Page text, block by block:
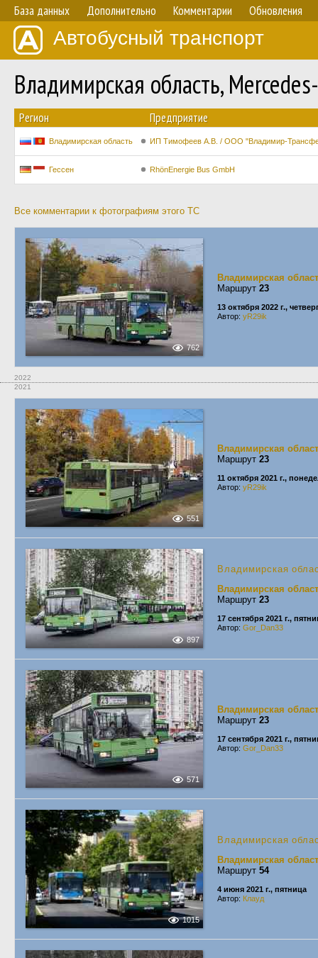
База данных Дополнительно Комментарии Обновления
Автобусный транспорт
Владимирская область,
Регион Предприятие
Владимирская область ИП Тимофеев А.В. / ООО "Владимир-
Гессен RhönEnergie Bus GmbH
Все комментарии к фотографиям этого ТС
762
Владимирская
Маршрут 23
13 октября 2022 г.,
Автор: yR29ik
2022
2021
551
Владимирская
Маршрут 23
11 октября 2021 г.,
Автор: yR29ik
897
Владимирская
Владимирская
Маршрут 23
17 сентября 2021 г.,
Автор: Gor_Dan33
571
Владимирская
Маршрут 23
17 сентября 2021 г.,
Автор: Gor_Dan33
1015
Владимирская
Владимирская
Маршрут 54
4 июня 2021 г., пятница
Автор: Клауд